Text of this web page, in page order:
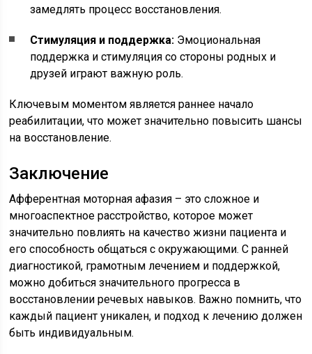
замедлять процесс восстановления.
Стимуляция и поддержка: Эмоциональная
поддержка и стимуляция со стороны родных и
друзей играют важную роль.
Ключевым моментом является раннее начало
реабилитации, что может значительно повысить шансы
на восстановление.
Заключение
Афферентная моторная афазия – это сложное и
многоаспектное расстройство, которое может
значительно повлиять на качество жизни пациента и
его способность общаться с окружающими. С ранней
диагностикой, грамотным лечением и поддержкой,
можно добиться значительного прогресса в
восстановлении речевых навыков. Важно помнить, что
каждый пациент уникален, и подход к лечению должен
быть индивидуальным.